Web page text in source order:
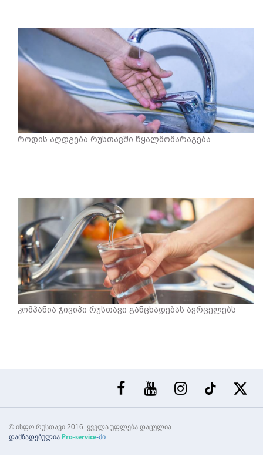
როდის აღდგება რუსთავში წყალმომარაგება
კომპანია ჯივიპი რუსთავი განცხადებას ავრცელებს
© ინფო რუსთავი 2016. ყველა უფლება დაცულია
დამზადებულია Pro-service-ში